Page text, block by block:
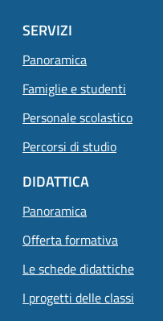
SERVIZI
Panoramica
Famiglie e studenti
Personale scolastico
Percorsi di studio
DIDATTICA
Panoramica
Offerta formativa
Le schede didattiche
I progetti delle classi